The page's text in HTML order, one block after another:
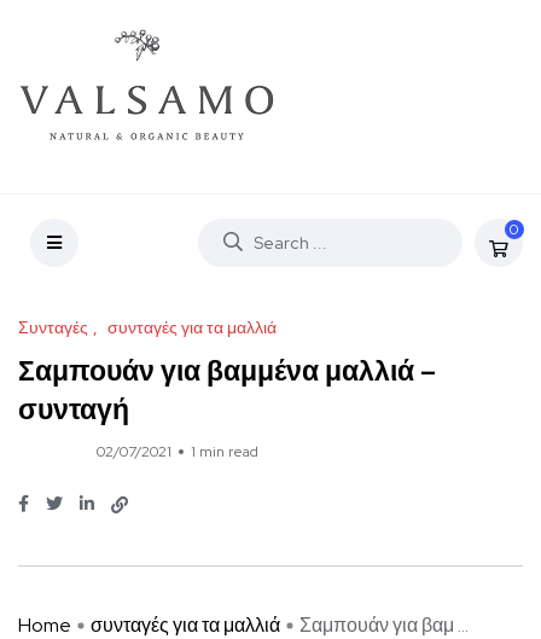
0
Συνταγές συνταγές για τα μαλλιά
Σαμπουάν για βαμμένα μαλλιά –
συνταγή
02/07/2021 1 min read
Home συνταγές για τα μαλλιά Σαμπουάν για βαμ ...